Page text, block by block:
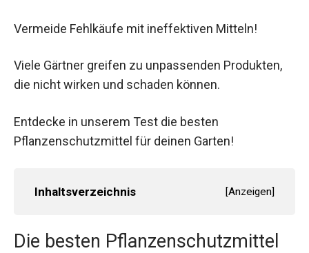
Vermeide Fehlkäufe mit ineffektiven Mitteln!
Viele Gärtner greifen zu unpassenden Produkten,
die nicht wirken und schaden können.
Entdecke in unserem Test die besten
Pflanzenschutzmittel für deinen Garten!
Inhaltsverzeichnis [Anzeigen]
Die besten Pflanzenschutzmittel